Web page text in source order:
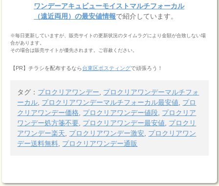
ワンデーアキュビューモイストマルチフォーカル
（遠近両用）の最安値情報で紹介しています。
※毎日更新していますが、販売サイトの更新状況のタイムラグにより金額が合致しない場
合があります。
その場合は販売サイトが優先されます。ご容赦ください。
【PR】チラシを配布するなら台東区ポスティングで頑張ろう！
タグ： プロクリアワンデー
プロクリアワンデーマルチフォ
ーカル プロクリアワンデーマルチフォーカル最安値
プロ
クリアワンデー価格
プロクリアワンデー値段 プロクリア
ワンデー処方箋不要 プロクリアワンデー最安値
プロクリ
アワンデー楽天
プロクリアワンデー激安 プロクリアワン
デー送料無料 プロクリアワンデー通販